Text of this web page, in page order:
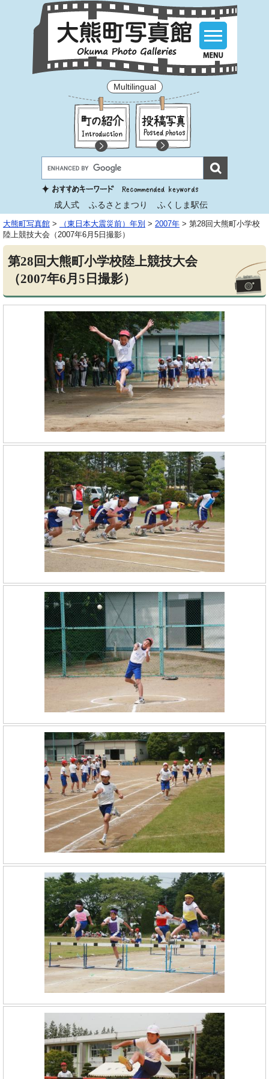
Multilingual
成人式 ふるさとまつり ふくしま駅伝
大熊町写真館 > （東日本大震災前）年別 > 2007年 > 第28回大熊町小学校
陸上競技大会（2007年6月5日撮影）
第28回大熊町小学校陸上競技大会
（2007年6月5日撮影）